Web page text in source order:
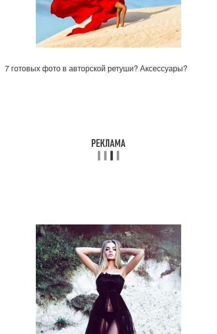
7 готовых фото в авторской ретуши? Аксессуары?